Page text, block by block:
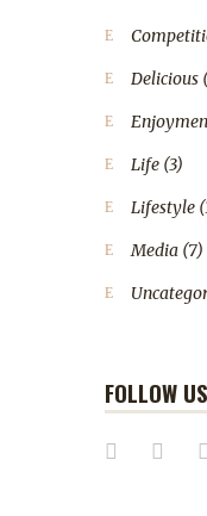
Delicious
Life (3)
Lifestyle
Media (7)
FOLLOW US